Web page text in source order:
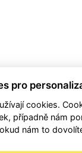
CMI News a
pro
cookies.
případně nám
nám to